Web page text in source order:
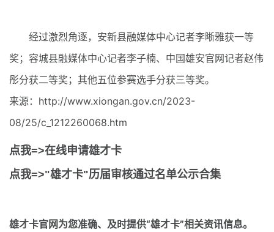
经过激烈角逐，安新县融媒体中心记者李晰雅获一等
奖；容城县融媒体中心记者李子楠、中国雄安官网记者赵伟
彤分获二等奖；其他五位参赛选手分获三等奖。
来源：http://www.xiongan.gov.cn/2023-
08/25/c_1212260068.htm
点我=>在线申请雄才卡
点我=>"雄才卡"历届审核通过名单公示合集
雄才卡官网为您准确、及时提供“雄才卡”相关资讯信息。